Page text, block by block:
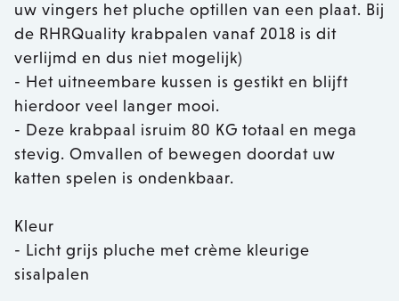
uw vingers het pluche optillen van een plaat. Bij
de RHRQuality krabpalen vanaf 2018 is dit
verlijmd en dus niet mogelijk)
- Het uitneembare kussen is gestikt en blijft
hierdoor veel langer mooi.
- Deze krabpaal isruim 80 KG totaal en mega
stevig. Omvallen of bewegen doordat uw
katten spelen is ondenkbaar.
Kleur
- Licht grijs pluche met crème kleurige
sisalpalen